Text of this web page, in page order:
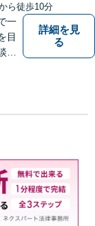
ら徒歩10分
一
目
し
詳細を見
る